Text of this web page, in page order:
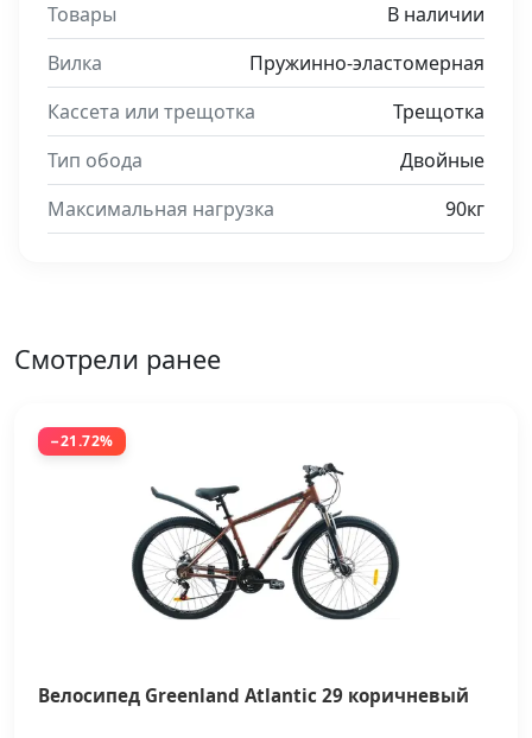
Товары
В наличии
Вилка
Пружинно-эластомерная
Кассета или трещотка
Трещотка
Тип обода
Двойные
Максимальная нагрузка
90кг
Смотрели ранее
−21.72%
Велосипед Greenland Atlantic 29 коричневый